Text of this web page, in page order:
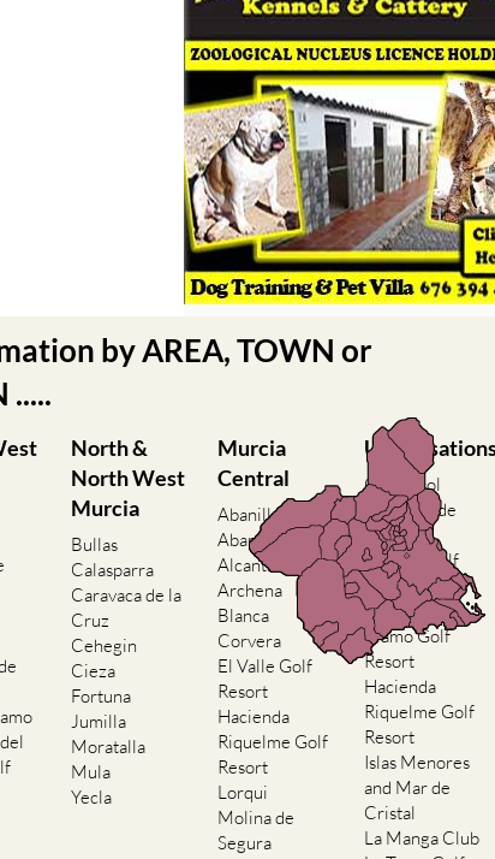
by AREA, TOWN or
.....
North &
North West
Murcia
Bullas
Calasparra
Caravaca de la
Cruz
Cehegin
Cieza
Fortuna
Jumilla
Moratalla
Mula
Yecla
Murcia
Central
Abanilla
Abaran
Alcantarilla
Archena
Blanca
Corvera
El Valle Golf
Resort
Hacienda
Riquelme Golf
Resort
Lorqui
Molina de
Segura
Camposol
Condado de
Alhama
El Valle Golf
Resort
Hacienda del
Alamo Golf
Resort
Hacienda
Riquelme Golf
Resort
Islas Menores
and Mar de
Cristal
La Manga Club